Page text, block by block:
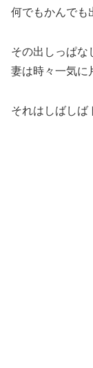
何でもかんでも
その出しっぱな
妻は時々一気に
それはしばしば